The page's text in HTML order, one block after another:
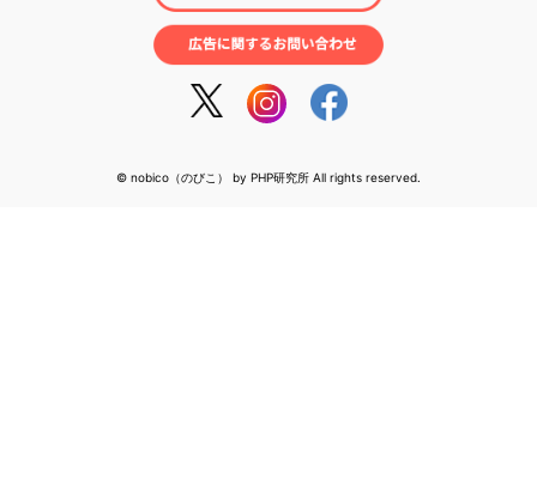
© nobico（のびこ） by PHP研究所 All rights reserved.